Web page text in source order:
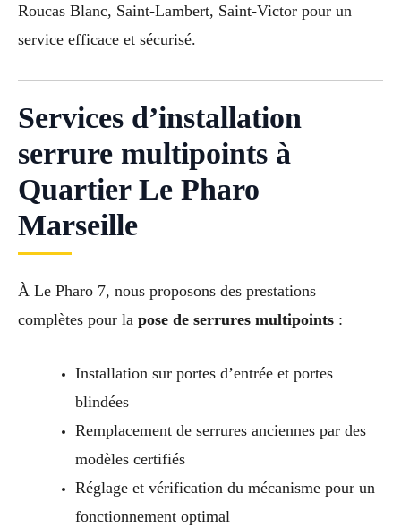
Roucas Blanc, Saint-Lambert, Saint-Victor pour un
service efficace et sécurisé.
Services d’installation
serrure multipoints à
Quartier Le Pharo
Marseille
À Le Pharo 7, nous proposons des prestations
complètes pour la pose de serrures multipoints :
Installation sur portes d’entrée et portes
blindées
Remplacement de serrures anciennes par des
modèles certifiés
Réglage et vérification du mécanisme pour un
fonctionnement optimal